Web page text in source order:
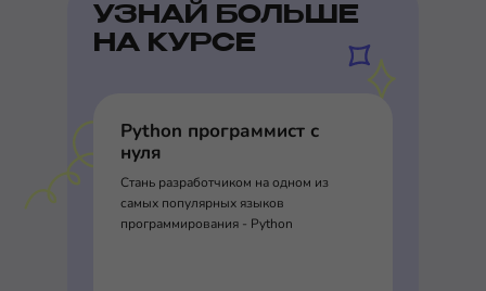
УЗНАЙ БОЛЬШЕ
НА КУРСЕ
Python программист с
нуля
Стань разработчиком на одном из
самых популярных языков
программирования - Python